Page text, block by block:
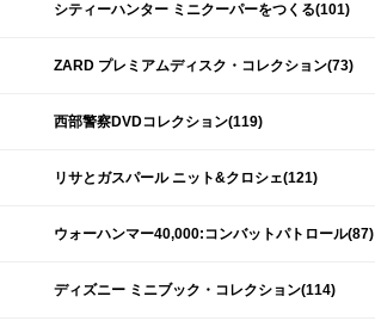
シティーハンター ミニクーパーをつくる(101)
ZARD プレミアムディスク・コレクション(73)
西部警察DVDコレクション(119)
リサとガスパール ニット&クロシェ(121)
ウォーハンマー40,000:コンバットパトロール(87)
ディズニー ミニブック・コレクション(114)